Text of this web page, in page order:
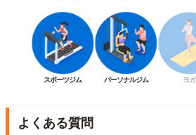
スポーツジム パーソナルジム ヨガ
よくある質問